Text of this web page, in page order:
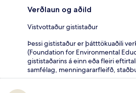
Verðlaun og aðild
Vistvottaður gististaður
Þessi gististaður er þátttökuaðili
(Foundation for Environmental
gististaðarins á einn eða fleiri
samfélag, menningararfleifð,